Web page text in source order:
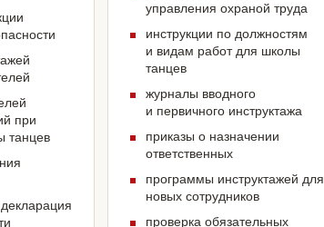
при
танцев
управления охраной труда
инструкции по должностям
и видам работ для школы
танцев
журналы вводного
и первичного инструктажа
приказы о назначении
ответственных
программы инструктажей для
новых сотрудников
проверка обязательных